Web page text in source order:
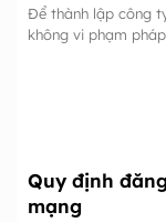
Để thành lập công
không vi phạm
Quy định
mạng